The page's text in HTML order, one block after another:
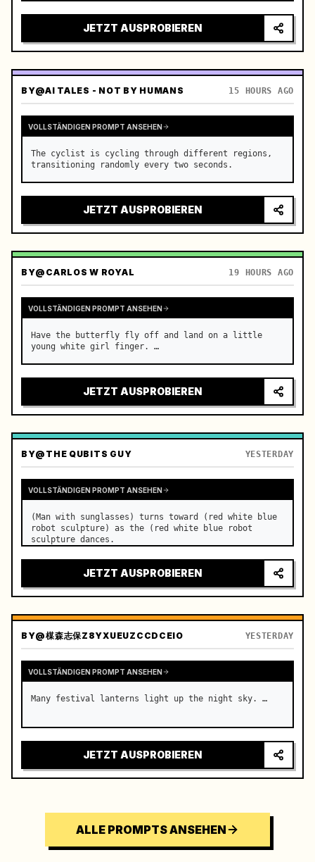
JETZT AUSPROBIEREN
BY@AI TALES - NOT BY HUMANS 15 HOURS AGO
VOLLSTÄNDIGEN PROMPT ANSEHEN
The cyclist is cycling through different regions,
transitioning randomly every two seconds.
JETZT AUSPROBIEREN
BY@CARLOS W ROYAL 19 HOURS AGO
VOLLSTÄNDIGEN PROMPT ANSEHEN
Have the butterfly fly off and land on a little
young white girl finger. …
JETZT AUSPROBIEREN
BY@THE QUBITS GUY YESTERDAY
VOLLSTÄNDIGEN PROMPT ANSEHEN
(Man with sunglasses) turns toward (red white blue
robot sculpture) as the (red white blue robot
sculpture dances.
JETZT AUSPROBIEREN
BY@楳森志保Z8YXUEUZCCDCEIO YESTERDAY
VOLLSTÄNDIGEN PROMPT ANSEHEN
Many festival lanterns light up the night sky. …
JETZT AUSPROBIEREN
ALLE PROMPTS ANSEHEN